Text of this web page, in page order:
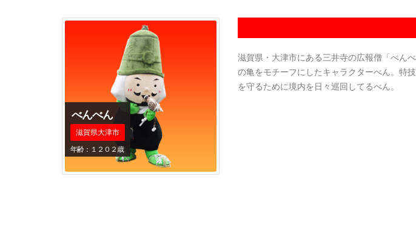
べんべん
滋賀県大津市
年齢：１２０２歳
滋賀県・大津市にある三井寺の広報僧「べん
の亀をモチーフにしたキャラクターべん。特
を守るために境内を日々巡回してるべん。